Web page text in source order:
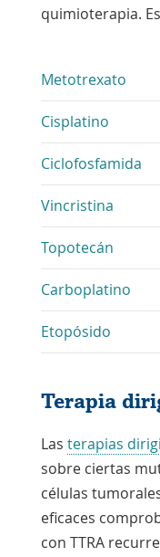
quimioterapia.
Metotrexato
Cisplatino
Ciclofosfamida
Vincristina
Topotecán
Carboplatino
Etopósido
Terapia
Las terapias
sobre ciertas
células
eficaces
con TTRA